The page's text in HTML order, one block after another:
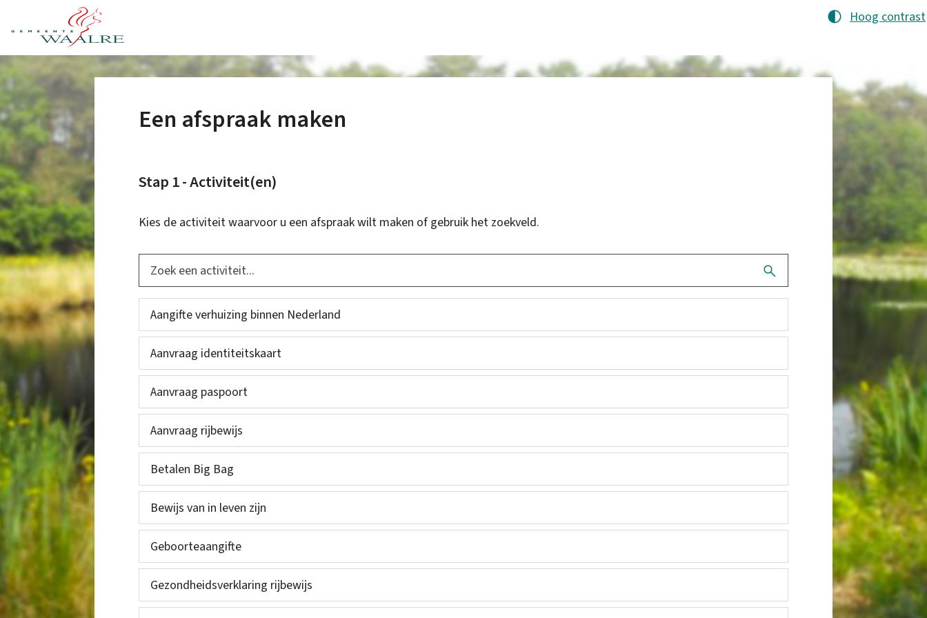
Hoog contrast
Een afspraak maken
Stap 1 - Activiteit(en)
Kies de activiteit waarvoor u een afspraak wilt maken of gebruik het zoekveld.
Aangifte verhuizing binnen Nederland
Aanvraag identiteitskaart
Aanvraag paspoort
Aanvraag rijbewijs
Betalen Big Bag
Bewijs van in leven zijn
Geboorteaangifte
Gezondheidsverklaring rijbewijs